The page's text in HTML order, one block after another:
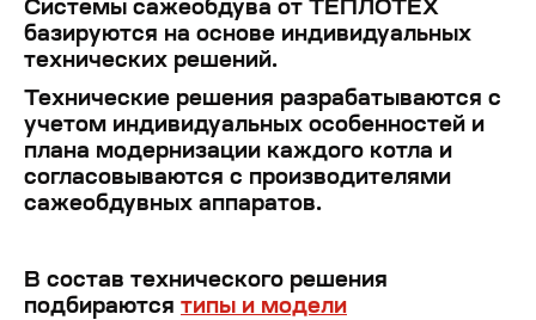
Системы сажеобдува от ТЕПЛОТЕХ
базируются на основе индивидуальных
технических решений.
Технические решения разрабатываются с
учетом индивидуальных особенностей и
плана модернизации каждого котла и
согласовываются с производителями
сажеобдувных аппаратов.
В состав технического решения
подбираются типы и модели